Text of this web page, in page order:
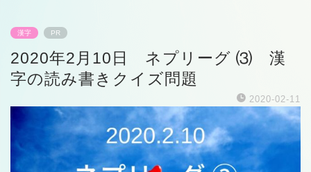
漢字 PR
2020年2月10日 ネプリーグ ⑶ 漢
字の読み書きクイズ問題
2020-02-11